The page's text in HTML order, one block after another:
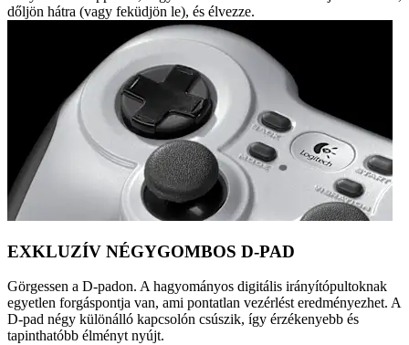
dőljön hátra (vagy feküdjön le), és élvezze.
EXKLUZÍV NÉGYGOMBOS D-PAD
Görgessen a D-padon. A hagyományos digitális irányítópultoknak
egyetlen forgáspontja van, ami pontatlan vezérlést eredményezhet. A
D-pad négy különálló kapcsolón csúszik, így érzékenyebb és
tapinthatóbb élményt nyújt.